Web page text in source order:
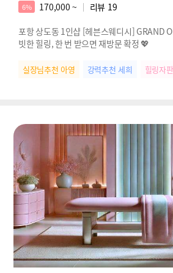
6% 170,000 ~ 리뷰 19
포항 상도동 1인샵 [헤븐스웨디시] GRAND
빗한 힐링, 한 번 받으면 재방문 확정 💖
실장님추천 아영 강력추천 세희 힐링자